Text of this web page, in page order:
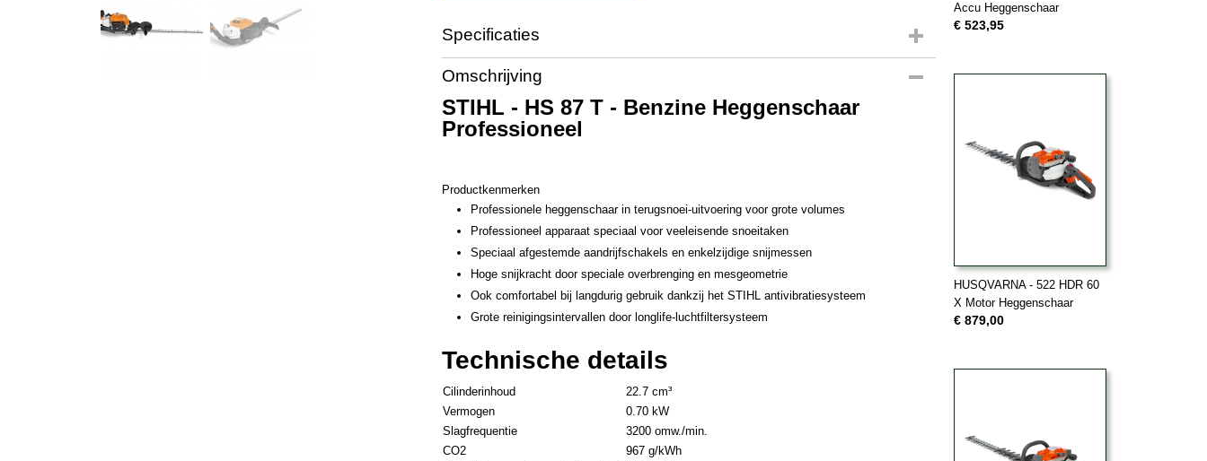
Specificaties
Productcode
Productcode leverancier
Omschrijving
STIHL - HS 87 T - Benzine Heggenschaar
Professioneel
Productkenmerken
Professionele heggenschaar in terugsnoei-uitvoering voor grote volumes
Professioneel apparaat speciaal voor veeleisende snoeitaken
Speciaal afgestemde aandrijfschakels en enkelzijdige snijmessen
Hoge snijkracht door speciale overbrenging en mesgeometrie
Ook comfortabel bij langdurig gebruik dankzij het STIHL antivibratiesysteem
Grote reinigingsintervallen door longlife-luchtfiltersysteem
Technische details
Cilinderinhoud
22.7 cm³
Vermogen
0.70 kW
Slagfrequentie
3200 omw./min.
CO2
967 g/kWh
Accu Heggenschaar
€ 523,95
HUSQVARNA - 522 HDR 60
X Motor Heggenschaar
€ 879,00